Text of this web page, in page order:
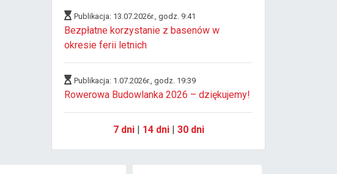
Publikacja: 13.07.2026r., godz. 9:41
Bezpłatne korzystanie z basenów w
okresie ferii letnich
Publikacja: 1.07.2026r., godz. 19:39
Rowerowa Budowlanka 2026 – dziękujemy!
7 dni| 14 dni| 30 dni